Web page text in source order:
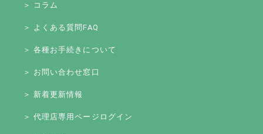
＞ コラム
＞ よくある質問FAQ
＞ 各種お手続きについて
＞ お問い合わせ窓口
＞ 新着更新情報
＞ 代理店専用ページログイン